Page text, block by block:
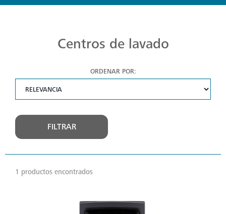
Centros de lavado
ORDENAR POR:
FILTRAR
1 productos encontrados